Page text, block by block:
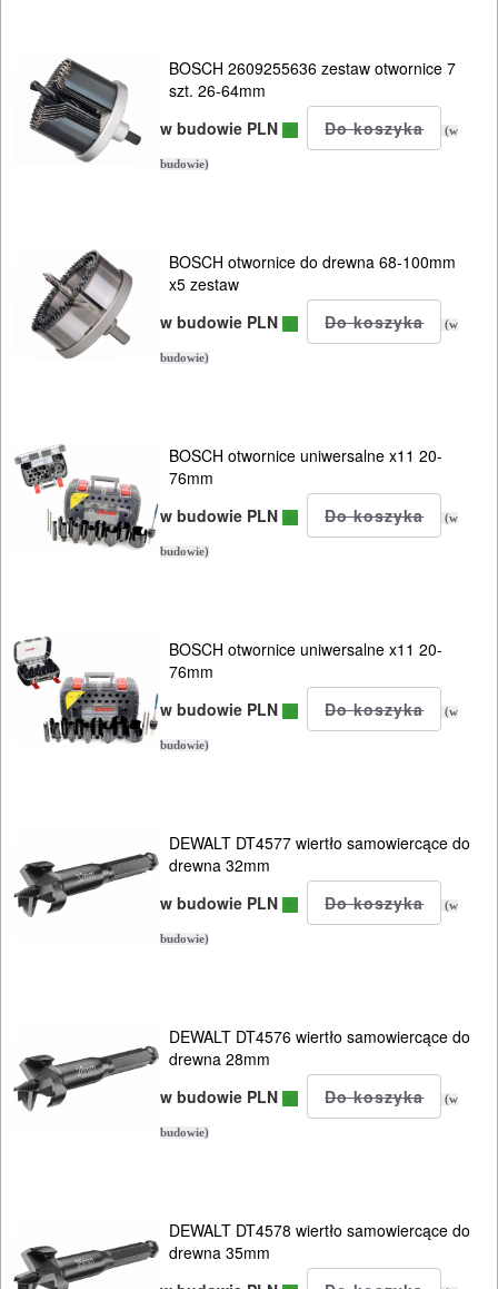
frezarek
Do
gwoździarek
kluczy
udarowych
Do
lamelownic
mieszadeł
Do
młotowiertarek
udarowych
Do
nożyc
Do
odkurzaczy
pilarek
i
zagłębiar..
ALLIGATOR
BOSCH 2609255636 zestaw otwornice 7
szt. 26-64mm
w budowie PLN
(w
budowie)
BOSCH otwornice do drewna 68-100mm
x5 zestaw
w budowie PLN
(w
budowie)
BOSCH otwornice uniwersalne x11 20-
76mm
w budowie PLN
(w
budowie)
BOSCH otwornice uniwersalne x11 20-
76mm
w budowie PLN
(w
budowie)
DEWALT DT4577 wiertło samowiercące do
drewna 32mm
w budowie PLN
(w
budowie)
DEWALT DT4576 wiertło samowiercące do
drewna 28mm
w budowie PLN
(w
budowie)
DEWALT DT4578 wiertło samowiercące do
drewna 35mm